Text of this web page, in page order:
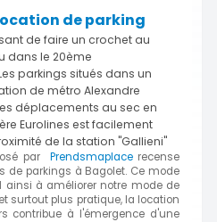
de parking
de faire un crochet au
dans le 20ème
parkings situés dans un
de métro Alexandre
déplacements au sec en
Eurolines est facilement
de la station "Gallieni"
par Prendsmaplacerecense
de parkings à Bagolet. Ce mode
ainsi à améliorer notre mode de
surtout plus pratique, la location
contribue à l'émergence d'une